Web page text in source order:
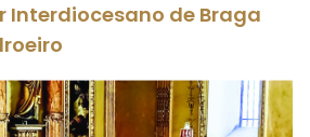
Interdiocesano de Braga